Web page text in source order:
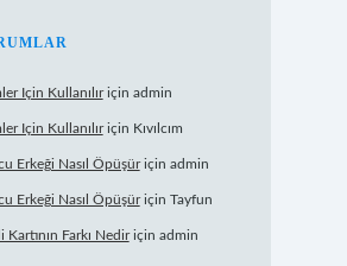
Için Kullanılıriçin admin
Için Kullanılıriçin Kıvılcım
Erkeği Nasıl Öpüşüriçin admin
Erkeği Nasıl Öpüşüriçin Tayfun
Kartının Farkı Nediriçin admin